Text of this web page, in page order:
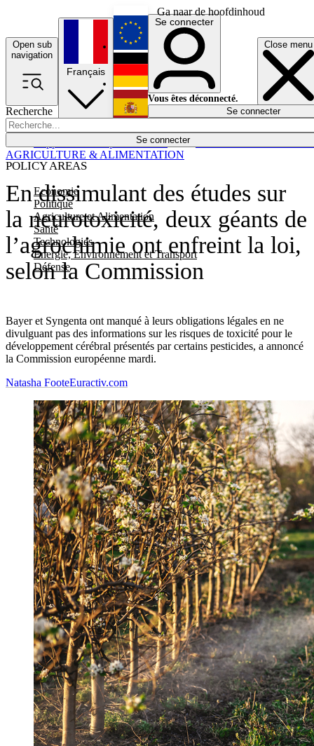
Ga naar de hoofdinhoud
Open sub
navigation
Close menu
Recherche
Se connecter
POLICY AREAS
Economie
Politique
Agriculture et Alimentation
Santé
Technologies
Energie, Environnement et Transport
Défense
Économie
Français
English
Deutsch
Español
Se connecter
Vous êtes déconnecté.
Se connecter
En dissimulant des études sur
la neurotoxicité, deux géants de
l’agrochimie ont enfreint la loi,
selon la Commission
Bayer et Syngenta ont manqué à leurs obligations légales en ne
divulguant pas des informations sur les risques de toxicité pour le
développement cérébral présentés par certains pesticides, a annoncé
la Commission européenne mardi.
AGRICULTURE & ALIMENTATION
Natasha FooteEuractiv.com